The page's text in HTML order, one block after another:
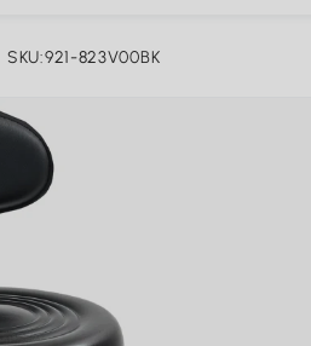
SKU:921-823V00BK